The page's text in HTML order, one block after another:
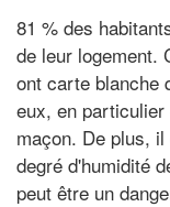
81 % des
de leur logement.
ont carte blanche
eux, en
maçon. De plus,
degré d'humidité
peut être un